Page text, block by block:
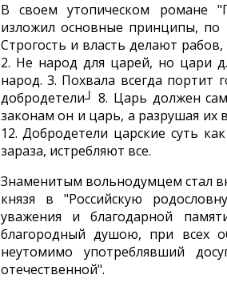
В своем утопическом романе
изложил основные принципы, по
Строгость и власть делают
2. Не народ для царей, но цари
народ. 3. Похвала всегда портит
добродетели┘ 8. Царь должен
законам он и царь, а разрушая их
12. Добродетели царские суть
зараза, истребляют все.
Знаменитым вольнодумцем стал
князя в "Российскую
уважения и благодарной
благородный душою, при всех
неутомимо употреблявший
отечественной".